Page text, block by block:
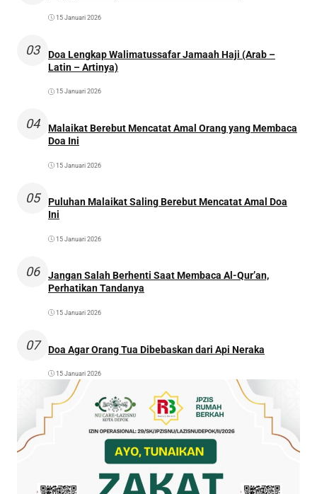
15 Januari 2026
03
Doa Lengkap Walimatussafar Jamaah Haji (Arab –
Latin – Artinya)
15 Januari 2026
04
Malaikat Berebut Mencatat Amal Orang yang Membaca
Doa Ini
15 Januari 2026
05
Puluhan Malaikat Saling Berebut Mencatat Amal Doa
Ini
15 Januari 2026
06
Jangan Salah Berhenti Saat Membaca Al-Qur’an,
Perhatikan Tandanya
15 Januari 2026
07 Doa Agar Orang Tua Dibebaskan dari Api Neraka
15 Januari 2026